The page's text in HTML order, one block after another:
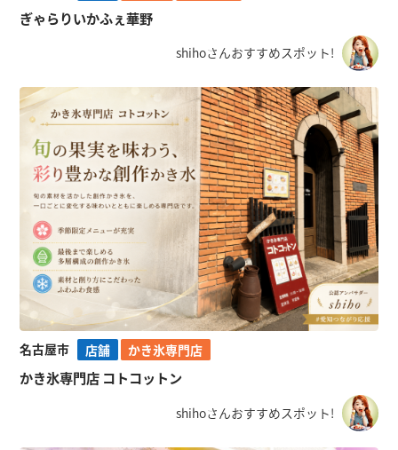
ぎゃらりいかふぇ華野
shihoさんおすすめスポット!
名古屋市 店舗 かき氷専門店
かき氷専門店 コトコットン
shihoさんおすすめスポット!